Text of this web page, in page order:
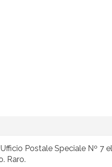
Postale Speciale Nº 7
Raro.